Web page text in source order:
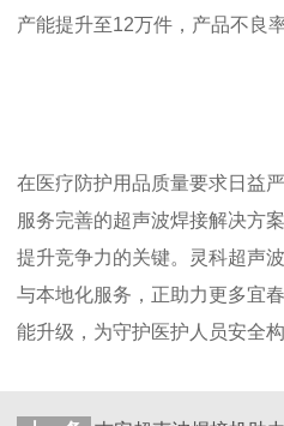
产能提升至12万件，产品不良
在医疗防护用品质量要求日益
服务完善的超声波焊接解决方
提升竞争力的关键。灵科超声
与本地化服务，正助力更多宜
能升级，为守护医护人员安全